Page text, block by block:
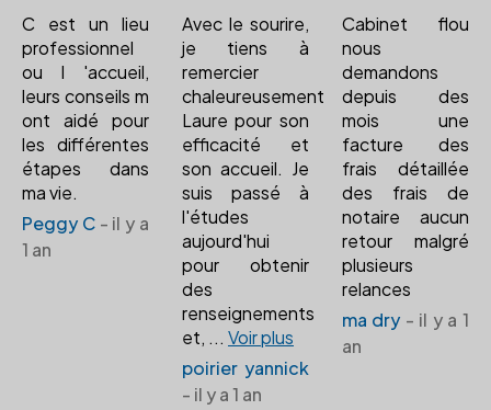
C est un lieu
professionnel
ou l 'accueil,
leurs conseils m
ont aidé pour
les différentes
étapes dans
ma vie.
Peggy C- il y a
1 an
Avec le sourire,
je tiens à
remercier
chaleureusement
Laure pour son
efficacité et
son accueil. Je
suis passé à
l'études
aujourd'hui
pour obtenir
des
renseignements
et, ... Voir plus
poirier yannick
- il y a 1 an
Cabinet flou
nous
demandons
depuis des
mois une
facture des
frais détaillée
des frais de
notaire aucun
retour malgré
plusieurs
relances
ma dry - il y a 1
an